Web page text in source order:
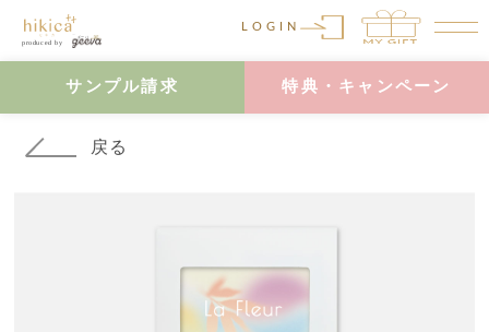
LOGIN
サンプル請求 特典・キャンペーン
戻る